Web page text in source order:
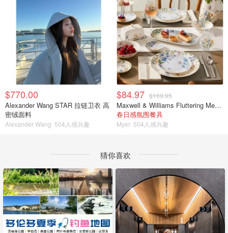
$770.00
Alexander Wang STAR 拉链卫衣 高
密绒面料
Alexander Wang 504人感兴趣
$84.97 $169.95
Maxwell & Williams Fluttering Meadow 12件餐具套装
春日感氛围餐具
Myer 504人感兴趣
猜你喜欢